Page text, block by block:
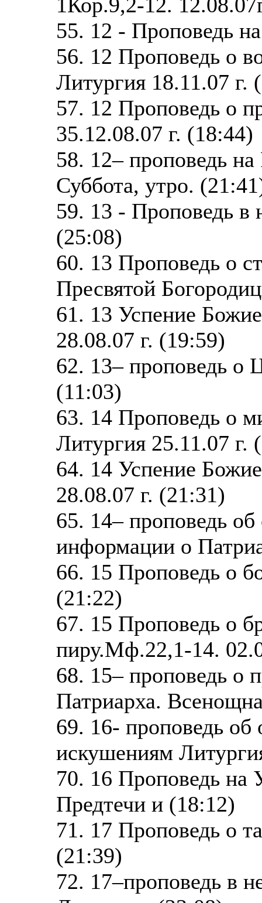
55. 12 - Проповедь
56. 12 Проповедь о
Литургия 18.11.07 г.
57. 12 Проповедь о
35.12.08.07 г. (18:44)
58. 12– проповедь
Суббота, утро.
59. 13 - Проповедь в
(25:08)
60. 13 Проповедь о
Пресвятой
61. 13 Успение
28.08.07 г. (19:59)
62. 13– проповедь о
(11:03)
63. 14 Проповедь о
Литургия 25.11.07 г.
64. 14 Успение
28.08.07 г. (21:31)
65. 14– проповедь
информации о
66. 15 Проповедь о
(21:22)
67. 15 Проповедь о
пиру.Мф.22,1-14.
68. 15– проповедь о
Патриарха.
69. 16- проповедь
искушениям
70. 16 Проповедь на
Предтечи и (18:12)
71. 17 Проповедь о
(21:39)
72. 17–проповедь в